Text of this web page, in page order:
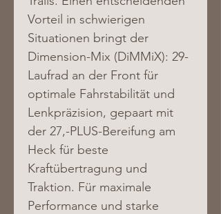
Vorteil in schwierigen
Situationen bringt der
Dimension-Mix (DiMMiX): 29-
Laufrad an der Front für
optimale Fahrstabilität und
Lenkpräzision, gepaart mit
der 27,-PLUS-Bereifung am
Heck für beste
Kraftübertragung und
Traktion. Für maximale
Performance und starke